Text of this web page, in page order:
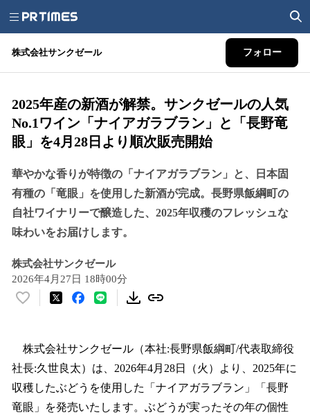
株式会社サンクゼール フォロー
2025年産の新酒が解禁。サンクゼールの人気
No.1ワイン「ナイアガラブラン」と「長野竜
眼」を4月28日より順次販売開始
華やかな香りが特徴の「ナイアガラブラン」と、日本固
有種の「竜眼」を使用した新酒が完成。長野県飯綱町の
自社ワイナリーで醸造した、2025年収穫のフレッシュな
味わいをお届けします。
株式会社サンクゼール
2026年4月27日 18時00分
い
！
数
を
読
み
株式会社サンクゼール（本社:長野県飯綱町/代表取締役
社長:久世良太）は、2026年4月28日（火）より、2025年に
収穫したぶどうを使用した「ナイアガラブラン」「長野
竜眼」を発売いたします。ぶどうが実ったその年の個性